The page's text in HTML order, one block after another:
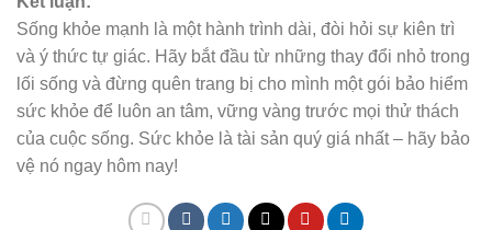
Sống khỏe mạnh là một hành trình dài, đòi hỏi sự kiên trì
và ý thức tự giác. Hãy bắt đầu từ những thay đổi nhỏ trong
lối sống và đừng quên trang bị cho mình một gói bảo hiểm
sức khỏe để luôn an tâm, vững vàng trước mọi thử thách
của cuộc sống. Sức khỏe là tài sản quý giá nhất – hãy bảo
vệ nó ngay hôm nay!